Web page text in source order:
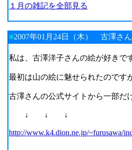
１月の雑記を全部見る
■2007年01月24日（木） 古澤さ
私は、古澤洋子さんの絵が好きで
最初は山の絵に魅せられたのです
古澤さんの公式サイトから一部だ
↓ ↓ ↓
http://www.k4.dion.ne.jp/~furusawa/